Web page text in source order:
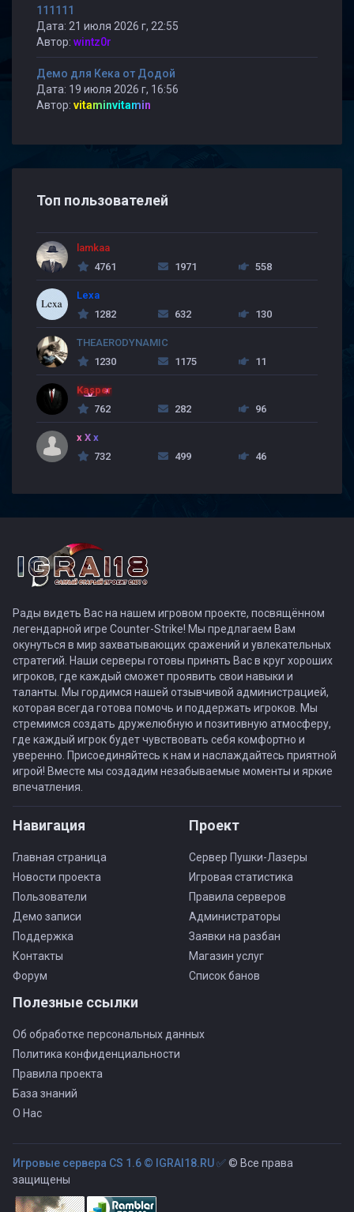
111111
Дата: 21 июля 2026 г, 22:55
Автор: wintz0r
Демо для Кека от Додой
Дата: 19 июля 2026 г, 16:56
Автор: vitaminvitamin
Топ пользователей
lamkaa
4761
1971 558
Lexa
1282
632 130
THEAERODYNAMIC
1230
1175 11
Kasper
762
282 96
x X x
732
499 46
Рады видеть Вас на нашем игровом проекте, посвящённом
легендарной игре Counter-Strike! Мы предлагаем Вам
окунуться в мир захватывающих сражений и увлекательных
стратегий. Наши серверы готовы принять Вас в круг хороших
игроков, где каждый сможет проявить свои навыки и
таланты. Мы гордимся нашей отзывчивой администрацией,
которая всегда готова помочь и поддержать игроков. Мы
стремимся создать дружелюбную и позитивную атмосферу,
где каждый игрок будет чувствовать себя комфортно и
уверенно. Присоединяйтесь к нам и наслаждайтесь приятной
игрой! Вместе мы создадим незабываемые моменты и яркие
впечатления.
Навигация
Главная страница
Новости проекта
Пользователи
Демо записи
Поддержка
Контакты
Форум
Проект
Сервер Пушки-Лазеры
Игровая статистика
Правила серверов
Администраторы
Заявки на разбан
Магазин услуг
Список банов
Полезные ссылки
Об обработке персональных данных
Политика конфиденциальности
Правила проекта
База знаний
О Нас
Игровые сервера CS 1.6 © IGRAI18.RU ✅© Все права
защищены